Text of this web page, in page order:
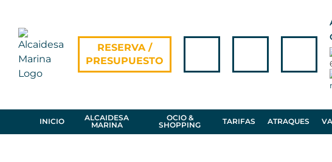
content
RESERVA /
PRESUPUESTO
INICIO
ALCAIDESA
MARINA
OCIO &
SHOPPING
TARIFAS ATRAQUES